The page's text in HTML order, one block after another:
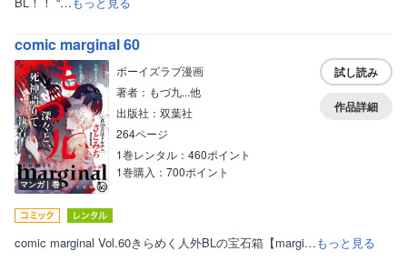
comic marginal 60
マンガ｜巻
ボーイズラブ漫画
著者：もづ九...他
出版社：双葉社
264ページ
1巻レンタル：460ポイント
1巻購入：700ポイント
試し読み
作品詳細
comic marginal Vol.60きらめく人外BLの宝石箱【margi…もっと見る